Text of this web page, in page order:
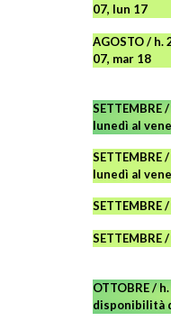
07, lun 17
AGOSTO/ h.
07, mar 18
lunedì al
lunedì al
SETTEMBRE
SETTEMBRE
OTTOBRE /
disponibilità